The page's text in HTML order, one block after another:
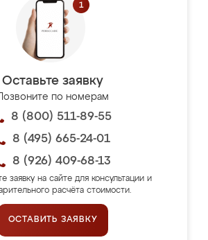
Оставьте заявку
Позвоните по номерам
8 (800) 511-89-55
8 (495) 665-24-01
8 (926) 409-68-13
заявку на сайте для консультации и
расчёта стоимости.
ОСТАВИТЬ ЗАЯВКУ